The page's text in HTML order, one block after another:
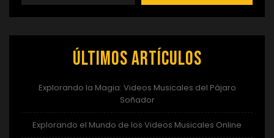
Últimos artículos
Explorando la Magia: Videos Musicales del Pájaro
Soñador
Explorando el Mundo de los Videos Musicales Online